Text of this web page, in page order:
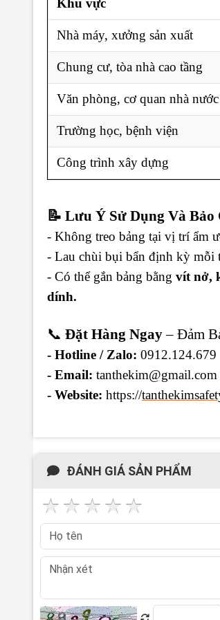
Nhà máy, xưởng sản xuất
Chung cư, tòa nhà cao tầng
Văn phòng, cơ quan nhà nước
Trường học, bệnh viện
Công trình xây dựng
📝 Lưu Ý Sử Dụng Và Bảo
- Không treo bảng tại vị trí ẩm
- Lau chùi bụi bẩn định kỳ mỗi
- Có thể gắn bảng bằng vít nở,
dính.
📞 Đặt Hàng Ngay– Đảm
- Hotline / Zalo: 0912.124.679
- Email: tanthekim@gmail.com
- Website: https://
ĐÁNH GIÁ SẢN PHẨM